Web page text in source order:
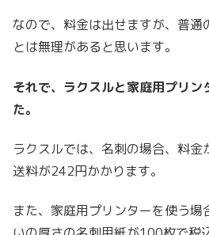
なので、料金は出せますが、普通
とは無理があると思います。
それで、ラクスルと家庭用プリン
た。
ラクスルでは、名刺の場合、料金
送料が242円かかります。
また、家庭用プリンターを使う場